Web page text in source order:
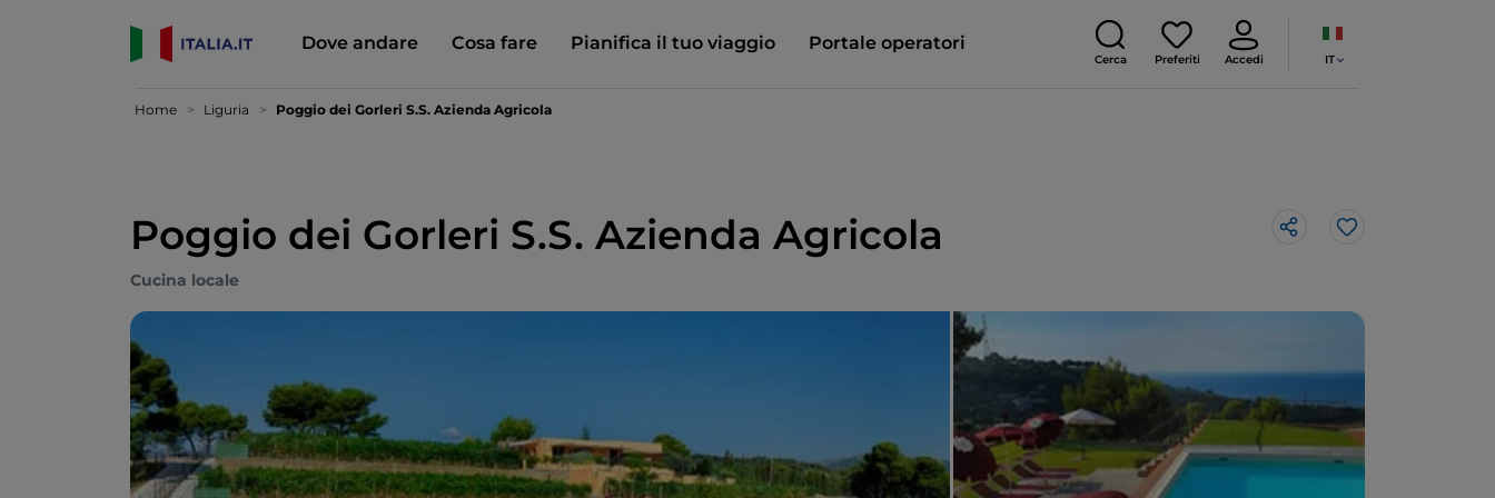
Dove andare Cosa fare Pianifica il tuo viaggio Portale operatori
Cerca Preferiti Accedi IT
Home Liguria Poggio dei Gorleri S.S. Azienda Agricola
Poggio dei Gorleri S.S. Azienda Agricola Like
Cucina locale